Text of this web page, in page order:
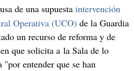
de una supuesta intervención
Operativa (UCO) de la Guardia
un recurso de reforma y de
que solicita a la Sala de lo
"por entender que se han